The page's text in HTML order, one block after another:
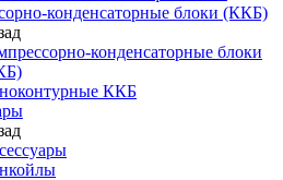
конденсаторные блоки (ККБ)
конденсаторные блоки
ККБ